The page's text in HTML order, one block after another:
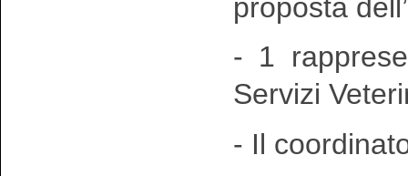
proposta
- 1
Servizi
- Il